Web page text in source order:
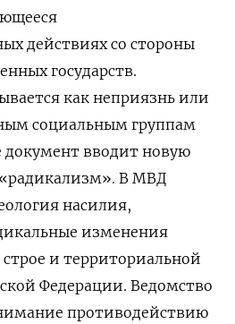
действиях со стороны
государств.
как неприязнь или
социальным группам
вводит новую
В МВД
насилия,
изменения
и территориальной
Федерации. Ведомство
противодействию